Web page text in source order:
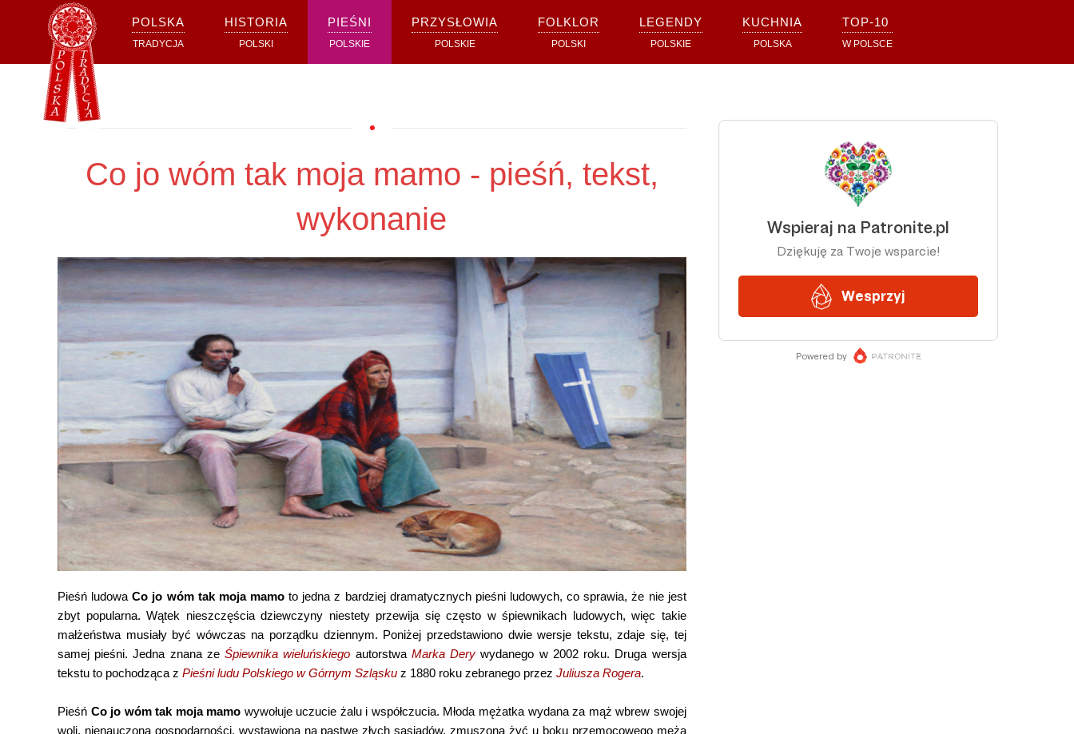
Przejdź do głównej treści
POLSKA
TRADYCJA
HISTORIA
POLSKI
PIEŚNI
POLSKIE
PRZYSŁOWIA
POLSKIE
FOLKLOR
POLSKI
LEGENDY
POLSKIE
KUCHNIA
POLSKA
TOP-10
W POLSCE
Co jo wóm tak moja mamo - pieśń, tekst,
wykonanie
Pieśń ludowaCo jo wóm tak moja mamoto jedna z bardziej dramatycznych pieśni ludowych, co sprawia, że nie jest
zbyt popularna. Wątek nieszczęścia dziewczyny niestety przewija się często w śpiewnikach ludowych, więc takie
małżeństwa musiały być wówczas na porządku dziennym. Poniżej przedstawiono dwie wersje tekstu, zdaje się, tej
samej pieśni. Jedna znana zeŚpiewnika wieluńskiego autorstwa Marka Dery wydanego w 2002 roku. Druga wersja
tekstu to pochodząca z Pieśni ludu Polskiego w Górnym Szląsku z 1880 roku zebranego przez Juliusza Rogera.
Pieśń Co jo wóm tak moja mamo wywołuje uczucie żalu i współczucia. Młoda mężatka wydana za mąż wbrew swojej
woli, nienauczona gospodarności, wystawiona na pastwę złych sąsiadów, zmuszona żyć u boku przemocowego męża